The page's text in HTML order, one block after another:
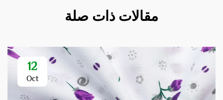
مقالات ذات صلة
12
Oct